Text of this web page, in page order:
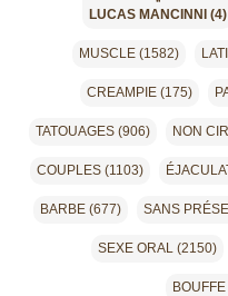
LUCAS MANCINNI (4)
MUSCLE (1582)
CREAMPIE (175)
TATOUAGES (906) NON
COUPLES (1103)
BARBE (677) SANS
SEXE ORAL (2150)